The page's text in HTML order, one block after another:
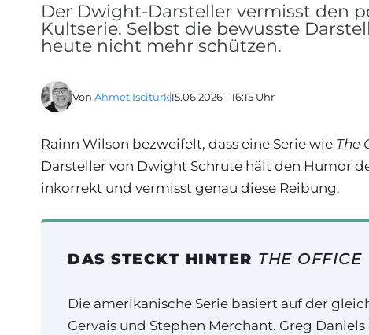
Der Dwight-Darsteller vermisst den
Kultserie. Selbst die bewusste
heute nicht mehr schützen.
Von Ahmet Iscitürk15.06.2026 - 16:15 Uhr
Rainn Wilson bezweifelt, dass eine Serie wie The
Darsteller von Dwight Schrute hält den Humor
inkorrekt und vermisst genau diese Reibung.
DAS STECKT HINTER THE OFFICE
Die amerikanische Serie basiert auf der
Gervais und Stephen Merchant. Greg